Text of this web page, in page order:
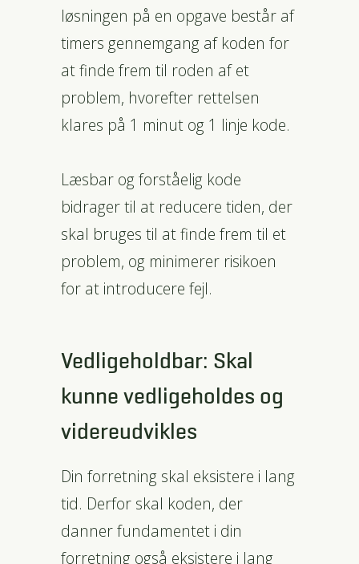
løsningen på en opgave består af
timers gennemgang af koden for
at finde frem til roden af et
problem, hvorefter rettelsen
klares på 1 minut og 1 linje kode.
Læsbar og forståelig kode
bidrager til at reducere tiden, der
skal bruges til at finde frem til et
problem, og minimerer risikoen
for at introducere fejl.
Vedligeholdbar: Skal
kunne vedligeholdes og
videreudvikles
Din forretning skal eksistere i lang
tid. Derfor skal koden, der
danner fundamentet i din
forretning også eksistere i lang